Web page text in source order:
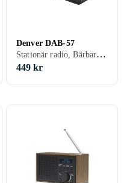
Denver DAB-57
Stationär radio, Bärbar radio, FM, DAB, DAB+, Display, Hörlursutgång, USB, Analog 3,5mm-ingång (Aux)
449 kr